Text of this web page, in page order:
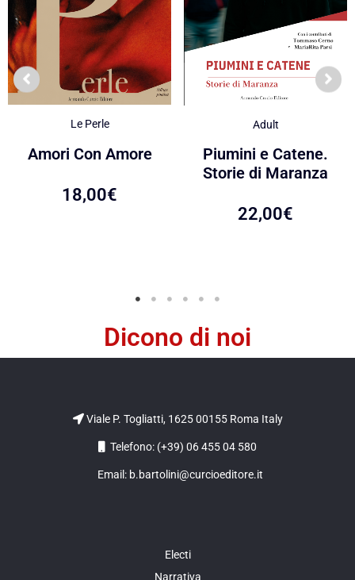
Le Perle
Amori Con Amore
18,00€
Adult
Piumini e Catene.
Storie di Maranza
22,00€
Dicono di noi
Viale P. Togliatti, 1625 00155 Roma Italy
Telefono: (+39) 06 455 04 580
Email: b.bartolini@curcioeditore.it
Electi
Narrativa